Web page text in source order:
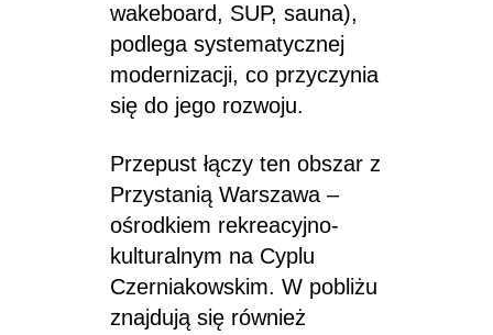
wakeboard, SUP, sauna),
podlega systematycznej
modernizacji, co przyczynia
się do jego rozwoju.
Przepust łączy ten obszar z
Przystanią Warszawa –
ośrodkiem rekreacyjno-
kulturalnym na Cyplu
Czerniakowskim. W pobliżu
znajdują się również